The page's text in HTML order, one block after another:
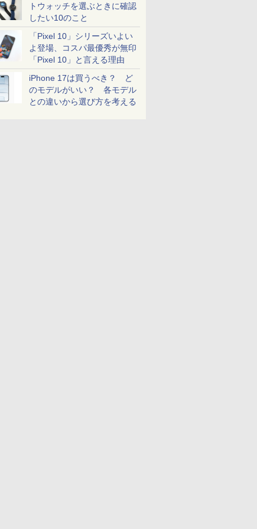
トウォッチを選ぶときに確認
したい10のこと
「Pixel 10」シリーズいよい
よ登場、コスパ最優秀が無印
「Pixel 10」と言える理由
iPhone 17は買うべき？ ど
のモデルがいい？ 各モデル
との違いから選び方を考える